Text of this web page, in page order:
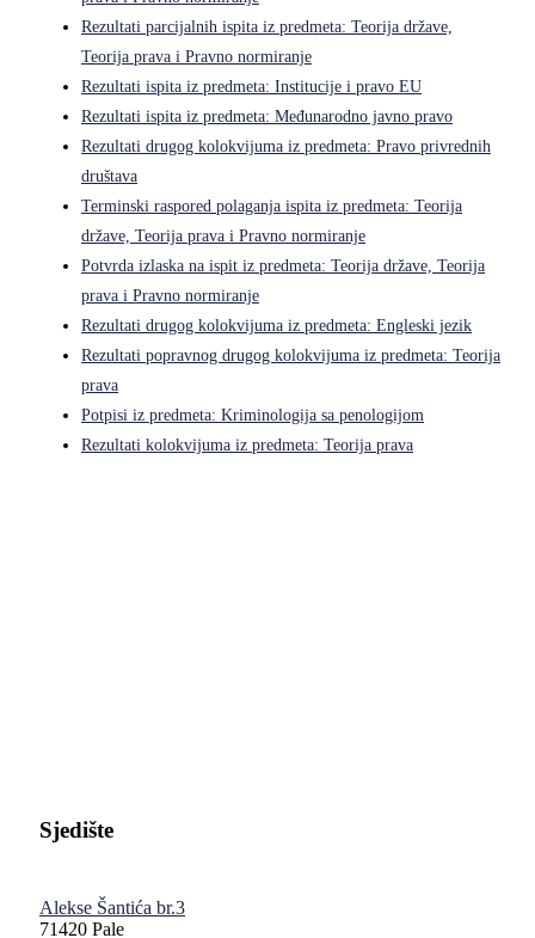
Rezultati parcijalnih ispita iz predmeta: Teorija države,
Teorija prava i Pravno normiranje
Rezultati ispita iz predmeta: Institucije i pravo EU
Rezultati ispita iz predmeta: Međunarodno javno pravo
Rezultati drugog kolokvijuma iz predmeta: Pravo privrednih
društava
Terminski raspored polaganja ispita iz predmeta: Teorija
države, Teorija prava i Pravno normiranje
Potvrda izlaska na ispit iz predmeta: Teorija države, Teorija
prava i Pravno normiranje
Rezultati drugog kolokvijuma iz predmeta: Engleski jezik
Rezultati popravnog drugog kolokvijuma iz predmeta: Teorija
prava
Potpisi iz predmeta: Kriminologija sa penologijom
Rezultati kolokvijuma iz predmeta: Teorija prava
Sjedište
Alekse Šantića br.3
71420 Pale